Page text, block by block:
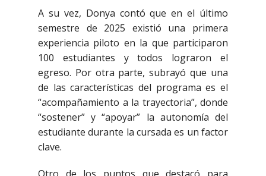
A su vez, Donya contó que en el último
semestre de 2025 existió una primera
experiencia piloto en la que participaron
100 estudiantes y todos lograron el
egreso. Por otra parte, subrayó que una
de las características del programa es el
“acompañamiento a la trayectoria”, donde
“sostener” y “apoyar” la autonomía del
estudiante durante la cursada es un factor
clave.
Otro de los puntos que destacó para